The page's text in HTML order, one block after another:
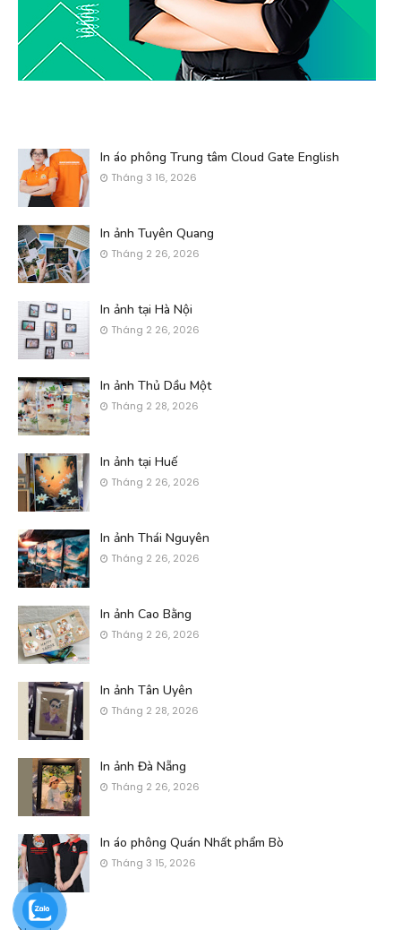
In áo phông Trung tâm Cloud Gate English
Tháng 3 16, 2026
In ảnh Tuyên Quang
Tháng 2 26, 2026
In ảnh tại Hà Nội
Tháng 2 26, 2026
In ảnh Thủ Dầu Một
Tháng 2 28, 2026
In ảnh tại Huế
Tháng 2 26, 2026
In ảnh Thái Nguyên
Tháng 2 26, 2026
In ảnh Cao Bằng
Tháng 2 26, 2026
In ảnh Tân Uyên
Tháng 2 28, 2026
In ảnh Đà Nẵng
Tháng 2 26, 2026
In áo phông Quán Nhất phẩm Bò
Tháng 3 15, 2026